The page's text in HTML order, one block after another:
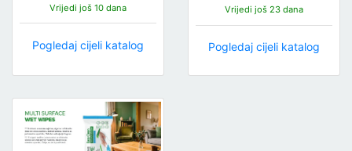
Vrijedi još 10 dana
Pogledaj cijeli katalog
Vrijedi još 23 dana
Pogledaj cijeli katalog